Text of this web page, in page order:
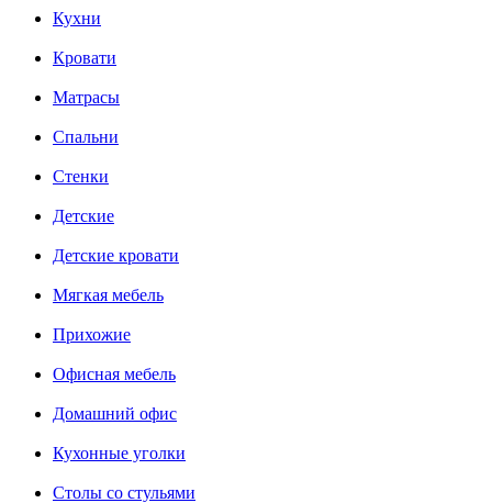
Кухни
Кровати
Матрасы
Cпальни
Стенки
Детские
Детские кровати
Мягкая мебель
Прихожие
Офисная мебель
Домашний офис
Кухонные уголки
Столы со стульями